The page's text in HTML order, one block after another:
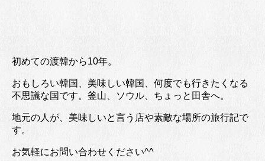
初めての渡韓から10年。
おもしろい韓国、美味しい韓国、何度でも行きたくなる
不思議な国です。釜山、ソウル、ちょっと田舎へ。
地元の人が、美味しいと言う店や素敵な場所の旅行記で
す。
お気軽にお問い合わせください^^